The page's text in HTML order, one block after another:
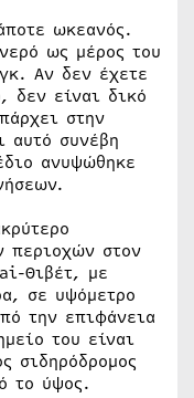
ωκεανός.
ως μέρος του
Αν δεν έχετε
δεν είναι δικό
στην
αυτό συνέβη
ανυψώθηκε
περιοχών στον
Θιβέτ, με
σε υψόμετρο
την επιφάνεια
του είναι
σιδηρόδρομος
το ύψος.